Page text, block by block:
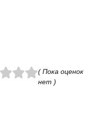
( Пока оценок
нет )